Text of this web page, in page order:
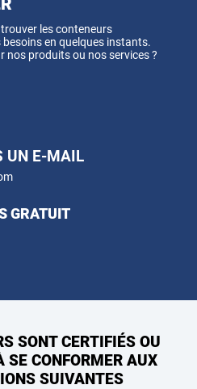
les conteneurs
en quelques instants.
nos produits ou nos services ?
UN E-MAIL
GRATUIT
SONT CERTIFIÉS OU
SE CONFORMER AUX
SUIVANTES